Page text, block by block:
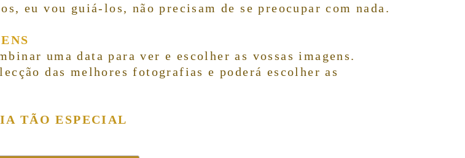
eu vou guiá-los, não precisam de se preocupar com nada.
uma data para ver e escolher as vossas imagens.
das melhores fotografias e poderá escolher as
TÃO ESPECIAL